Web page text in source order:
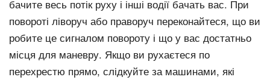
бачите весь потік руху і інші водії бачать вас. При
повороті ліворуч або праворуч переконайтеся, що ви
робите це сигналом повороту і що у вас достатньо
місця для маневру. Якщо ви рухаєтеся по
перехрестю прямо, слідкуйте за машинами, які